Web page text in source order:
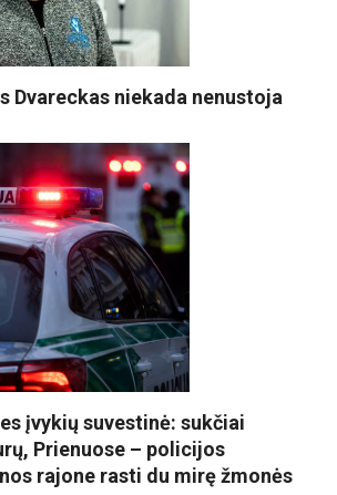
Dvareckas niekada nenustoja
įvykių suvestinė: sukčiai
Prienuose – policijos
rajone rasti du mirę žmonės